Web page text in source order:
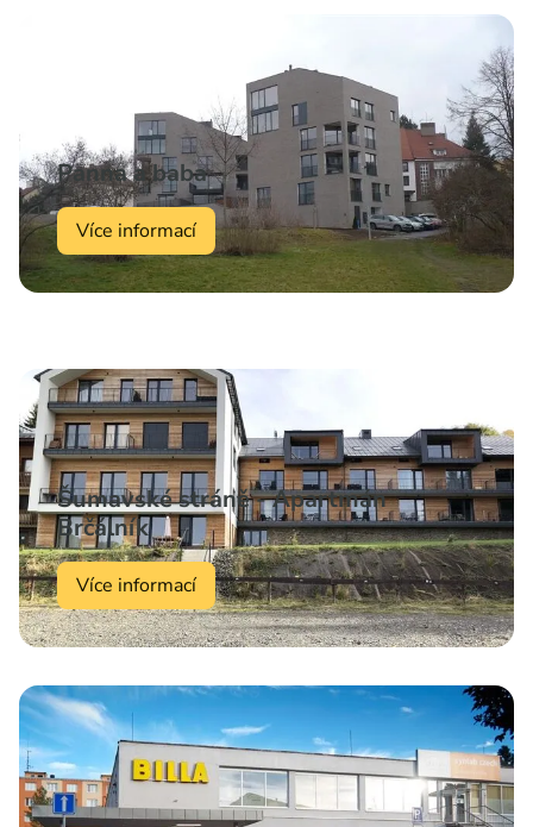
Panna a baba
Více informací
Stavmat Cheb
Více informací
Šumavské stráně - Apartmán
Brčálník
Více informací